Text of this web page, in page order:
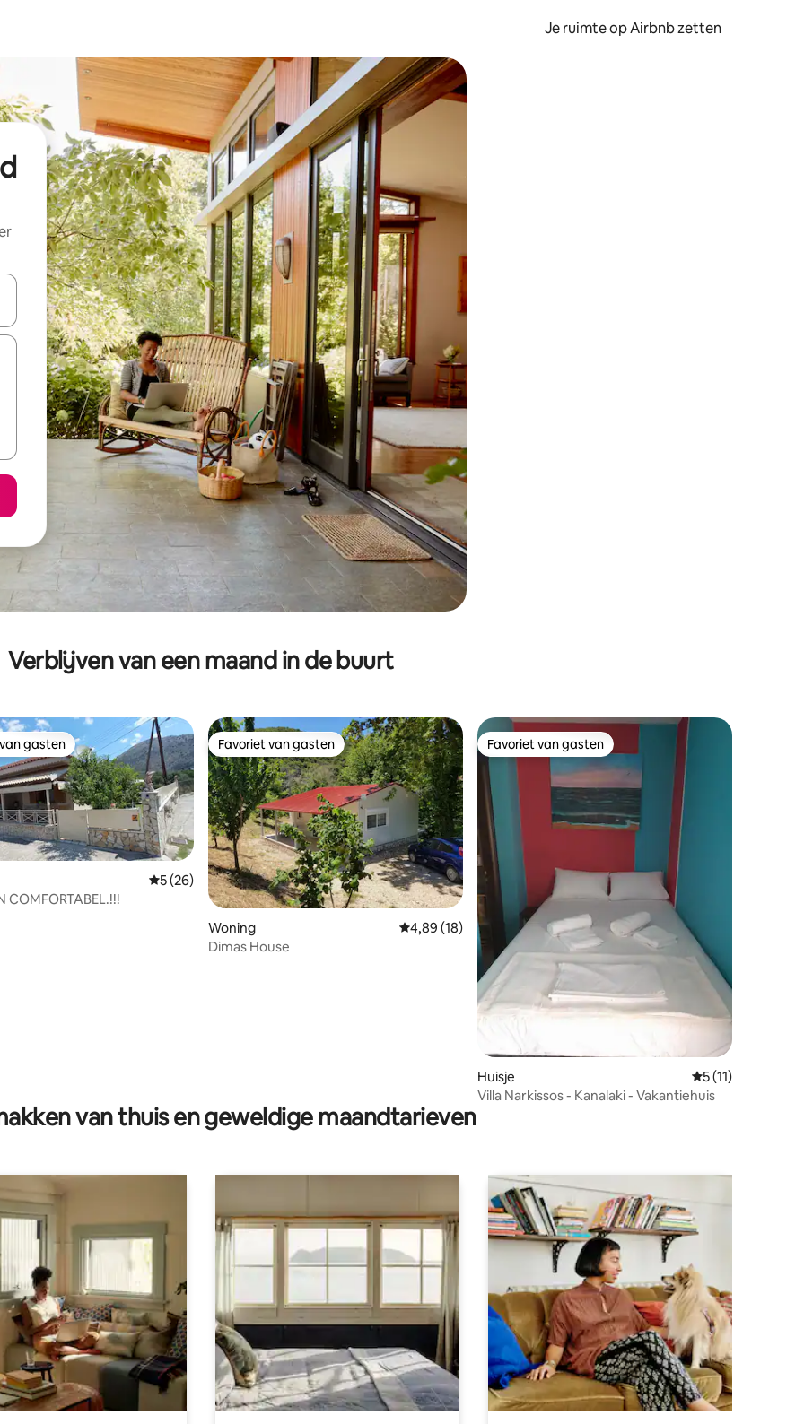
Je ruimte op Airbnb zetten
keuze met je de pijltjestoetsen omhoog en omlaag, óf door te tikken of swipen.
Verblijven van een maand in de buurt
van 5 uit 5, 7 recensies
gasten
gasten
Gemiddelde beoordeling van 5 uit 5, 26 recensies
5 (26)
COMFORTABEL.!!!
Favoriet van gasten
Favoriet van gasten
Woning Gemiddelde beoordeling van 4,89 uit 5, 18 recensies
4,89 (18)
Dimas House
Favoriet van gasten
Favoriet van gasten
Huisje Gemiddelde
5 (11)
Villa Narkissos - Kanalaki - Vakantiehuis
van thuis en geweldige maandtarieven